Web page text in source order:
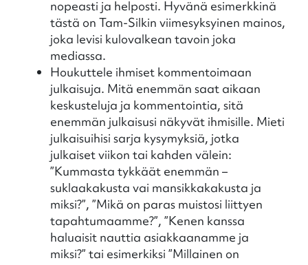
nopeasti ja helposti. Hyvänä esimerkkinä
tästä on Tam-Silkin viimesyksyinen mainos,
joka levisi kulovalkean tavoin joka
mediassa.
Houkuttele ihmiset kommentoimaan
julkaisuja. Mitä enemmän saat aikaan
keskusteluja ja kommentointia, sitä
enemmän julkaisusi näkyvät ihmisille. Mieti
julkaisuihisi sarja kysymyksiä, jotka
julkaiset viikon tai kahden välein:
”Kummasta tykkäät enemmän –
suklaakakusta vai mansikkakakusta ja
miksi?”, ”Mikä on paras muistosi liittyen
tapahtumaamme?”, ”Kenen kanssa
haluaisit nauttia asiakkaanamme ja
miksi?” tai esimerkiksi ”Millainen on